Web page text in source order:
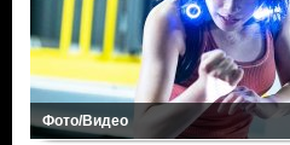
Фото/Видео